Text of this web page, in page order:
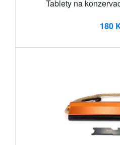
Tablety na
180